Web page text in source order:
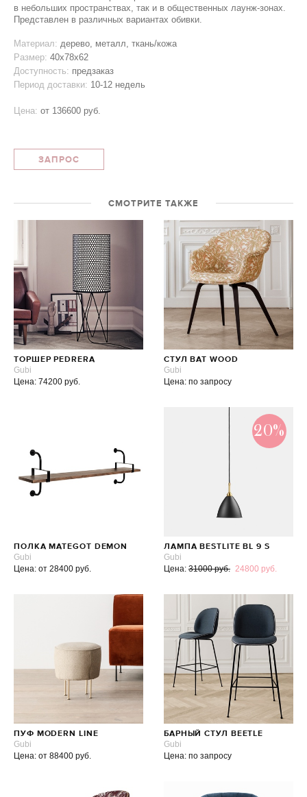
в небольших пространствах, так и в общественных лаунж-зонах.
Представлен в различных вариантах обивки.
Материал: дерево, металл, ткань/кожа
Размер: 40x78x62
Доступность: предзаказ
Период доставки: 10-12 недель
Цена: от 136600 руб.
ЗАПРОС
СМОТРИТЕ ТАКЖЕ
ТОРШЕР PEDRERA
Gubi
Цена: 74200 руб.
СТУЛ BAT WOOD
Gubi
Цена: по запросу
ПОЛКА MATEGOT DEMON
Gubi
Цена: от 28400 руб.
20%
ЛАМПА BESTLITE BL 9 S
Gubi
Цена: 31000 руб. 24800 руб.
ПУФ MODERN LINE
Gubi
Цена: от 88400 руб.
БАРНЫЙ СТУЛ BEETLE
Gubi
Цена: по запросу